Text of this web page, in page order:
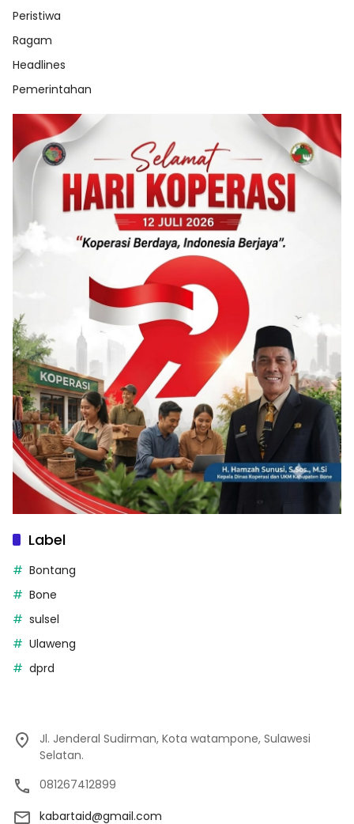
Peristiwa
Ragam
Headlines
Pemerintahan
Label
Bontang
Bone
sulsel
Ulaweng
dprd
Jl. Jenderal Sudirman, Kota watampone, Sulawesi
Selatan.
081267412899
kabartaid@gmail.com